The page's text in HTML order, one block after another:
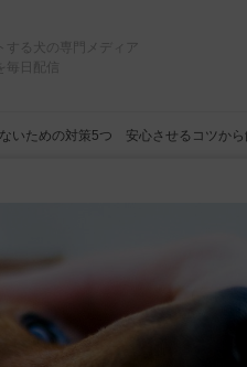
する犬の専門メディア
日配信
いための対策5つ 安心させるコツか